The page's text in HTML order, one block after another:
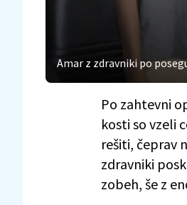
Amar z zdravniki po
Po zahtevni
kosti so vzeli
rešiti, čeprav
zdravniki
zobeh, še z